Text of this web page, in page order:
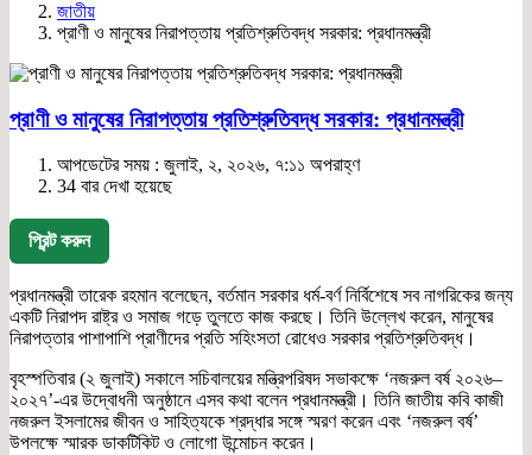
জাতীয়
প্রাণী ও মানুষের নিরাপত্তায় প্রতিশ্রুতিবদ্ধ সরকার: প্রধানমন্ত্রী
প্রাণী ও মানুষের নিরাপত্তায় প্রতিশ্রুতিবদ্ধ সরকার: প্রধানমন্ত্রী
আপডেটের সময় : জুলাই, ২, ২০২৬, ৭:১১ অপরাহ্ণ
34 বার দেখা হয়েছে
প্রিন্ট করুন
প্রধানমন্ত্রী তারেক রহমান বলেছেন, বর্তমান সরকার ধর্ম-বর্ণ নির্বিশেষে সব নাগরিকের জন্য
একটি নিরাপদ রাষ্ট্র ও সমাজ গড়ে তুলতে কাজ করছে। তিনি উল্লেখ করেন, মানুষের
নিরাপত্তার পাশাপাশি প্রাণীদের প্রতি সহিংসতা রোধেও সরকার প্রতিশ্রুতিবদ্ধ।
বৃহস্পতিবার (২ জুলাই) সকালে সচিবালয়ের মন্ত্রিপরিষদ সভাকক্ষে ‘নজরুল বর্ষ ২০২৬–
২০২৭’-এর উদ্বোধনী অনুষ্ঠানে এসব কথা বলেন প্রধানমন্ত্রী। তিনি জাতীয় কবি কাজী
নজরুল ইসলামের জীবন ও সাহিত্যকে শ্রদ্ধার সঙ্গে স্মরণ করেন এবং ‘নজরুল বর্ষ’
উপলক্ষে স্মারক ডাকটিকিট ও লোগো উন্মোচন করেন।